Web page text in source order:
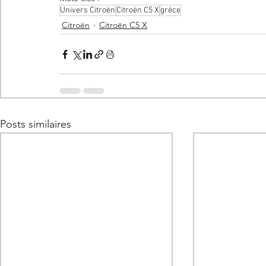
Univers Citroën Citroën C5 Xgrèce
Citroën Citroën C5 X
Posts similaires